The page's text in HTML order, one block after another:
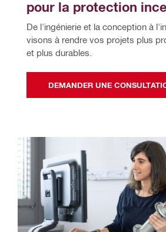
pour la protection
De l'ingénierie et la conception à
visons à rendre vos projets plus
et plus durables.
DEMANDER UNE